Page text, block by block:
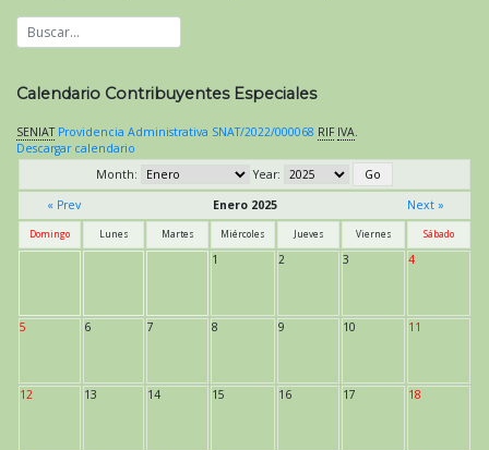
Calendario Contribuyentes Especiales
SENIAT Providencia Administrativa SNAT/2022/000068 RIF IVA.
Descargar calendario
Month:
Year:
« Prev
Enero 2025 Next »
Domingo Lunes Martes Miércoles Jueves Viernes Sábado
1 2 3 4
5 6 7 8 9 10 11
12 13 14 15 16 17 18